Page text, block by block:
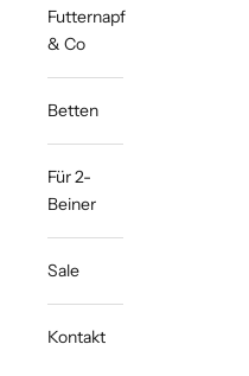
Futternapf
& Co
Betten
Für 2-
Beiner
Sale
Kontakt